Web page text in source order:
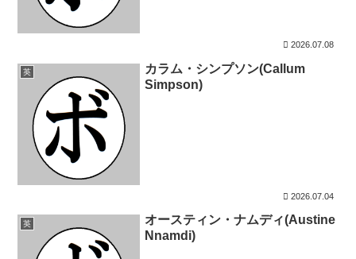
2026.07.08
英
カラム・シンプソン(Callum
Simpson)
2026.07.04
英
オースティン・ナムディ(Austine
Nnamdi)